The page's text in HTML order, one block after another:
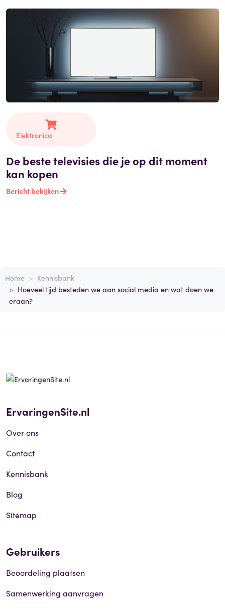
Elektronica
De beste televisies die je op dit moment
kan kopen
Bericht bekijken
Home
Kennisbank
Hoeveel tijd besteden we aan social media en wat doen we
eraan?
ErvaringenSite.nl
Over ons
Contact
Kennisbank
Blog
Sitemap
Gebruikers
Beoordeling plaatsen
Samenwerking aanvragen